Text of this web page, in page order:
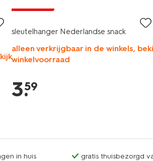
sleutelhanger Nederlandse snack
alleen verkrijgbaar in de winkels,
winkelvoorraad
3.
59
in huis gratis thuisbezorgd